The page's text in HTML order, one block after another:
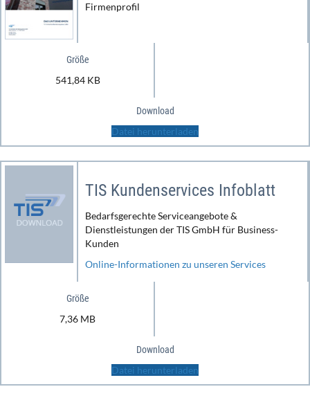
Firmenprofil
Größe
541,84 KB
Download
Datei herunterladen
TIS Kundenservices Infoblatt
Bedarfsgerechte Serviceangebote &
Dienstleistungen der TIS GmbH für Business-
Kunden
Online-Informationen zu unseren Services
Größe
7,36 MB
Download
Datei herunterladen